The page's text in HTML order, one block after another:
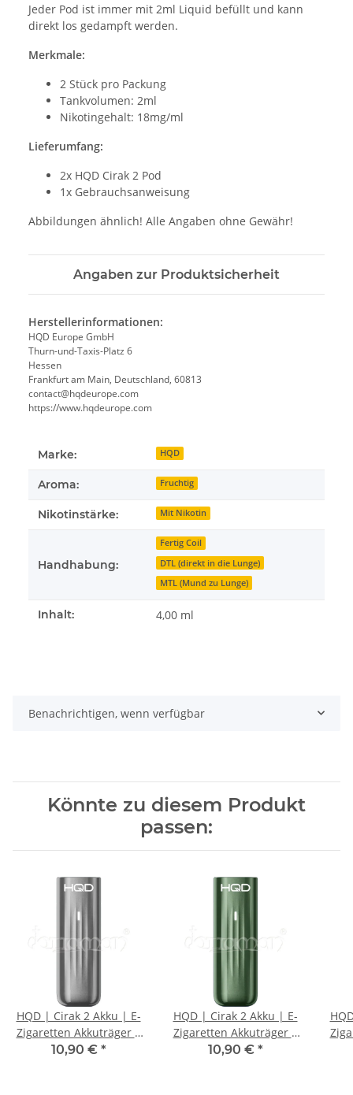
Jeder Pod ist immer mit 2ml Liquid befüllt und kann
direkt los gedampft werden.
Merkmale:
2 Stück pro Packung
Tankvolumen: 2ml
Nikotingehalt: 18mg/ml
Lieferumfang:
2x HQD Cirak 2 Pod
1x Gebrauchsanweisung
Abbildungen ähnlich! Alle Angaben ohne Gewähr!
Angaben zur Produktsicherheit
Herstellerinformationen:
HQD Europe GmbH
Thurn-und-Taxis-Platz 6
Hessen
Frankfurt am Main, Deutschland, 60813
contact@hqdeurope.com
https://www.hqdeurope.com
Marke: HQD
Aroma: Fruchtig
Nikotinstärke: Mit Nikotin
Handhabung:
Fertig Coil
DTL (direkt in die Lunge)
MTL (Mund zu Lunge)
Inhalt: 4,00 ml
Benachrichtigen, wenn verfügbar
Könnte zu diesem Produkt
passen:
HQD | Cirak 2 Akku | E-
Zigaretten Akkuträger |
Grau
10,90 € *
HQD | Cirak 2 Akku | E-
Zigaretten Akkuträger |
Grün
10,90 € *